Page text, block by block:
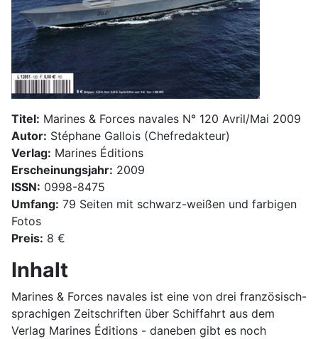
Titel: Marines & Forces navales N° 120 Avril/Mai 2009
Autor: Stéphane Gallois (Chefredakteur)
Verlag: Marines Éditions
Erscheinungsjahr: 2009
ISSN: 0998-8475
Umfang: 79 Seiten mit schwarz-weißen und farbigen
Fotos
Preis: 8 €
Inhalt
Marines & Forces navales ist eine von drei französisch-
sprachigen Zeitschriften über Schiffahrt aus dem
Verlag Marines Éditions - daneben gibt es noch